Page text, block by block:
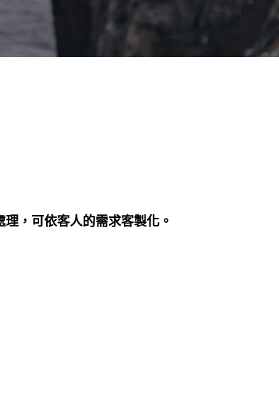
，可依客人的需求客製化。